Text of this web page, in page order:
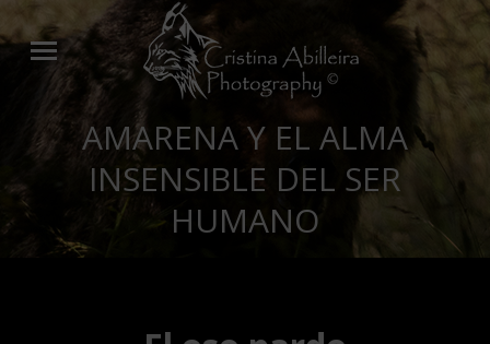
AMARENA Y EL ALMA
INSENSIBLE DEL SER
HUMANO